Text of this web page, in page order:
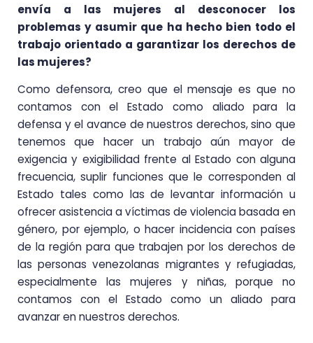
envía a las mujeres al desconocer los
problemas y asumir que ha hecho bien todo el
trabajo orientado a garantizar los derechos de
las mujeres?
Como defensora, creo que el mensaje es que no
contamos con el Estado como aliado para la
defensa y el avance de nuestros derechos, sino que
tenemos que hacer un trabajo aún mayor de
exigencia y exigibilidad frente al Estado con alguna
frecuencia, suplir funciones que le corresponden al
Estado tales como las de levantar información u
ofrecer asistencia a víctimas de violencia basada en
género, por ejemplo, o hacer incidencia con países
de la región para que trabajen por los derechos de
las personas venezolanas migrantes y refugiadas,
especialmente las mujeres y niñas, porque no
contamos con el Estado como un aliado para
avanzar en nuestros derechos.